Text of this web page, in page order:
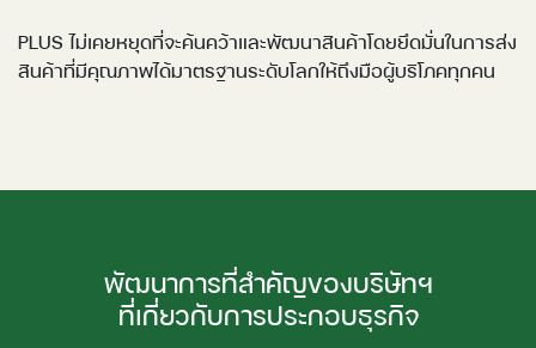
PLUS ไม่เคยหยุดที่จะค้นคว้าและพัฒนาสินค้าโดยยึดมั่นในการส่ง
สินค้าที่มีคุณภาพได้มาตรฐานระดับโลกให้ถึงมือผู้บริโภคทุกคน
พัฒนาการที่สำคัญของบริษัทฯ
ที่เกี่ยวกับการประกอบธุรกิจ